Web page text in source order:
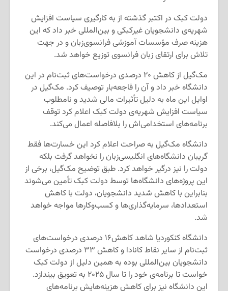
دولت کبک در اکتبر گذشته از به کارگیری سیاست افزایش
شهریه‌ی دانشجویان غیرکبکی و بین‌المللی خبر داد که این
هزینه صرف مؤسسات آموزشی فرانسوی‌زبان و در جهت
تلاش برای ارتقای زبان فرانسوی توزیع خواهد شد.
مک‌گیل از کاهش ۲۰ درصدی درخواست‌های ثبت‌نام در این
دانشگاه خبر داد و آن را فاجعه‌بار توصیف کرد. مک‌گیل در
اوایل این ماه به دلیل تأثیرات مالی شدید و نامطلوب
سیاست افزایش شهریه‌ی دولت کبک اعلام کرد توقف
برنامه‌های استخدامی‌‌اش را بلافاصله اعمال می‌کند.
دانشگاه‌ مک‌گیل به صراحت اعلام کرد این خسارت‌ها فقط
گریبان دانشگاه‌های انگلیسی‌زبان را نخواهد گرفت بلکه
دولت را نیز درگیر خواهد کرد. طبق توضیح مک‌گیل، برخی از
این پروژه‌ها‌ی دانشگاه‌ها توسط دولت کبک تأمین می‌شوند
بنابراین با کاهش شدید دانشجویان، دولت با کاهش
استعداد‌ها، سرمایه‌گذاری‌ها و کسب‌و‌کارها مواجه خواهد
شد.
دانشگاه کنکوردیا شاهد کاهش۱۶ درصدی درخواست‌ها‌ی
ثبت‌نام از سایر نقاط کانادا و کاهش ۳۳ درصدی درخواست
دانشجویان بین‌المللی بوده به همین دلیل از دولت کبک
خواست تا برنامه‌ی خود را تا سال ۲۰۲۵ به تعویق بیندازد.
این دانشگاه نیز برای کاهش هزینه‌هایش برنامه‌های